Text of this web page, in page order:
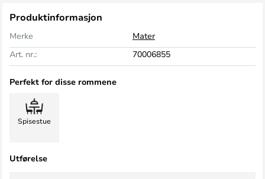
Produktinformasjon
Merke
Mater
Art. nr.:
70006855
Perfekt for disse rommene
Spisestue
Utførelse